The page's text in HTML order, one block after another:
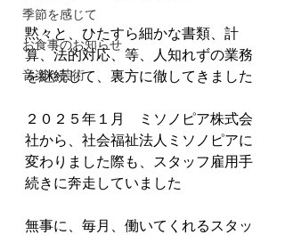
季節を感じて
お食事のお知らせ
音楽や芸術
黙々と、ひたすら細かな書類、計
算、法的対応、等、人知れずの業務
を継続して、裏方に徹してきました
２０２５年１月　ミソノピア株式会
社から、社会福祉法人ミソノピアに
変わりました際も、スタッフ雇用手
続きに奔走していました
無事に、毎月、働いてくれるスタッ